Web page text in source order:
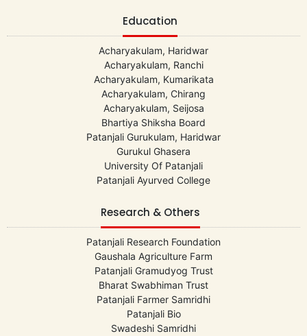
Education
Acharyakulam, Haridwar
Acharyakulam, Ranchi
Acharyakulam, Kumarikata
Acharyakulam, Chirang
Acharyakulam, Seijosa
Bhartiya Shiksha Board
Patanjali Gurukulam, Haridwar
Gurukul Ghasera
University Of Patanjali
Patanjali Ayurved College
Research & Others
Patanjali Research Foundation
Gaushala Agriculture Farm
Patanjali Gramudyog Trust
Bharat Swabhiman Trust
Patanjali Farmer Samridhi
Patanjali Bio
Swadeshi Samridhi